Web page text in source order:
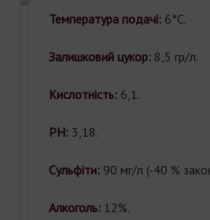
Температура подачі: 6°С.
Залишковий цукор: 8,5 гр/л.
Кислотність: 6,1.
PH: 3,18.
Сульфіти: 90 мг/л (-40 %
Алкоголь: 12%.